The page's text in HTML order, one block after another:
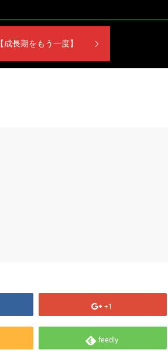
【成長期をもう一度】
+1
feedly